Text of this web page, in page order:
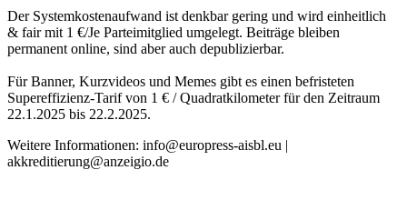
Der Systemkostenaufwand ist denkbar gering und wird einheitlich
& fair mit 1 €/Je Parteimitglied umgelegt. Beiträge bleiben
permanent online, sind aber auch depublizierbar.
Für Banner, Kurzvideos und Memes gibt es einen befristeten
Supereffizienz-Tarif von 1 € / Quadratkilometer für den Zeitraum
22.1.2025 bis 22.2.2025.
Weitere Informationen: info@europress-aisbl.eu |
akkreditierung@anzeigio.de